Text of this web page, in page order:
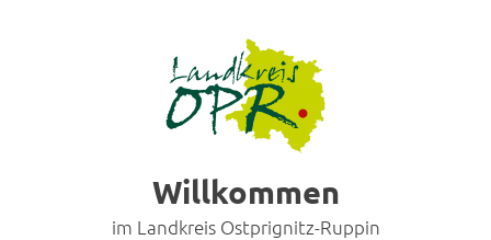
Willkommen
im Landkreis Ostprignitz-Ruppin